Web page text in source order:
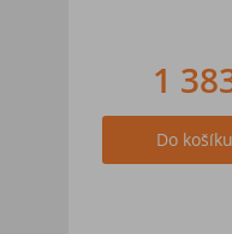
1
Do košíku